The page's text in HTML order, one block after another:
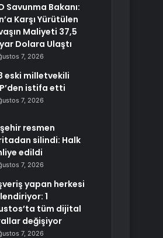
Savunma Bakanı:
Karşı Yürütülen
Maliyeti 37,5
Dolara Ulaştı
7, 2026
eski milletvekili
istifa etti
7, 2026
resmen
silindi: Halk
edildi
7, 2026
yapan herkesi
1
tüm dijital
değişiyor
7, 2026